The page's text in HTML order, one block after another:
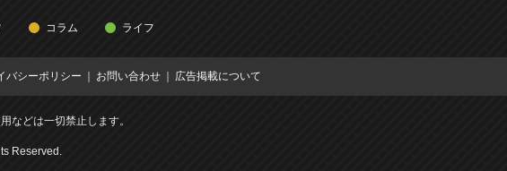
コラム ライフ
バシーポリシー お問い合わせ 広告掲載について
などは一切禁止します。
Reserved.